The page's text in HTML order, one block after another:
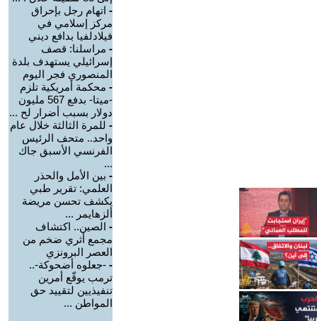
- اتهام رجل بإحراق
مركز إسلامي في
فيلادلفيا بدافع ديني
- مراسلنا: قصف
إسرائيلي يستهدف بلدة
المنصوري فجر اليوم
- محكمة أمريكية تلزم
-ميتا- بدفع 567 مليون
دولار بسبب أضرار لح ...
- للمرة الثالثة خلال عام
واحد.. متحف الرئيس
الفرنسي الأسبق جاك
...
- بين الأمل والحذر
العلمي: تقرير طبي
يكشف تحسن مريضة
ألزهايمر ...
- الصين.. اكتشاف
مجمع أثري ضخم من
العصر البرونزي
- -جعلوه أضحوكة-..
ترمب يوقّع أمرين
تنفيذيين لتقييد حق
المواطن ...